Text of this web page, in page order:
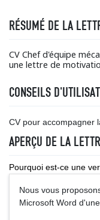
RÉSUMÉ DE LA
CV Chef d'équipe
une lettre de
CONSEILS
CV pour accompagner
APERÇU DE LA
Pourquoi est-ce une
Nous vous
Microsoft Word